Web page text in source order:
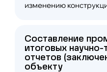
изменению
Составление
итоговых научно-
отчетов
объекту